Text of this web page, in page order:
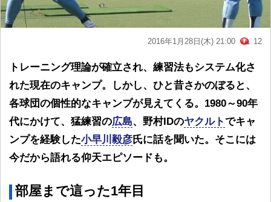
2016年1月28日(木) 21:00 12
トレーニング理論が確立され、練習法もシステム化さ
れた現在のキャンプ。しかし、ひと昔さかのぼると、
各球団の個性的なキャンプが見えてくる。1980～90年
代にかけて、猛練習の広島、野村IDのヤクルトでキャ
ンプを経験した小早川毅彦氏に話を聞いた。そこには
今だから語れる仰天エピソードも。
部屋まで這った1年目